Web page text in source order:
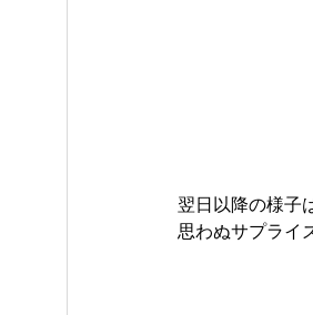
翌日以降の様子
思わぬサプライ